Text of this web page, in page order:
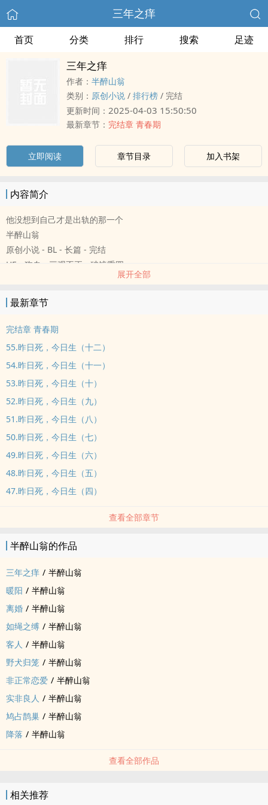
三年之痒
首页 分类 排行 搜索 足迹
三年之痒
作者： 半醉山翁
类别： 原创小说 / 排行榜 / 完结
更新时间： 2025-04-03 15:50:50
最新章节： 完结章 青春期
立即阅读 章节目录 加入书架
内容简介
他没想到自己才是出轨的那一个
半醉山翁
原创小说 - BL - 长篇 - 完结
HE - 狗血 - 三观不正 - 破镜重圆
柏：bai
展开全部
最新章节
完结章 青春期
55.昨日死，今日生（十二）
54.昨日死，今日生（十一）
53.昨日死，今日生（十）
52.昨日死，今日生（九）
51.昨日死，今日生（八）
50.昨日死，今日生（七）
49.昨日死，今日生（六）
48.昨日死，今日生（五）
47.昨日死，今日生（四）
查看全部章节
半醉山翁的作品
三年之痒 / 半醉山翁
暖阳 / 半醉山翁
离婚 / 半醉山翁
如绳之缚 / 半醉山翁
客人 / 半醉山翁
野犬归笼 / 半醉山翁
非正常恋爱 / 半醉山翁
实非良人 / 半醉山翁
鸠占鹊巢 / 半醉山翁
降落 / 半醉山翁
查看全部作品
相关推荐